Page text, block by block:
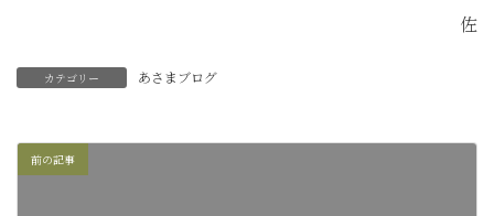
佐
カテゴリー あさまブログ
前の記事